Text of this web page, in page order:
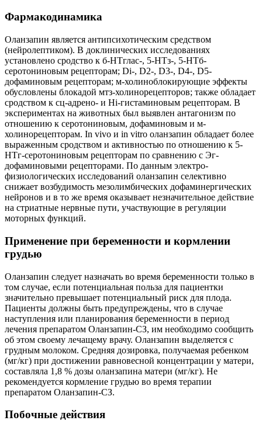
Фармакодинамика
Оланзапин является антипсихотическим средством
(нейролептиком). В доклинических исследованиях
установлено сродство к б-НТглас-, 5-НТз-, 5-НТб-
серотониновым рецепторам; Di-, D2-, D3-, D4-, D5-
дофаминовым рецепторам; м-холиноблокирующие эффекты
обусловлены блокадой мтз-холинорецепторов; также обладает
сродством к сц-адрено- и Hi-гистаминовым рецепторам. В
экспериментах на животных был выявлен антагонизм по
отношению к серотониновым, дофаминовым и м-
холинорецепторам. In vivo и in vitro оланзапин обладает более
выраженным сродством и активностью по отношению к 5-
НТг-серотониновым рецепторам по сравнению с Эг-
дофаминовыми рецепторами. По данным электро-
физиологических исследований оланзапин селективно
снижает возбудимость мезолимбических дофаминергических
нейронов и в то же время оказывает незначительное действие
на стриатные нервные пути, участвующие в регуляции
моторных функций.
Применение при беременности и кормлении
грудью
Оланзапин следует назначать во время беременности только в
том случае, если потенциальная польза для пациентки
значительно превышает потенциальный риск для плода.
Пациенты должны быть предупреждены, что в случае
наступления или планирования беременности в период
лечения препаратом Оланзапин-СЗ, им необходимо сообщить
об этом своему лечащему врачу. Оланзапин выделяется с
грудным молоком. Средняя дозировка, получаемая ребенком
(мг/кг) при достижении равновесной концентрации у матери,
составляла 1,8 % дозы оланзапина матери (мг/кг). Не
рекомендуется кормление грудью во время терапии
препаратом Оланзапин-СЗ.
Побочные действия